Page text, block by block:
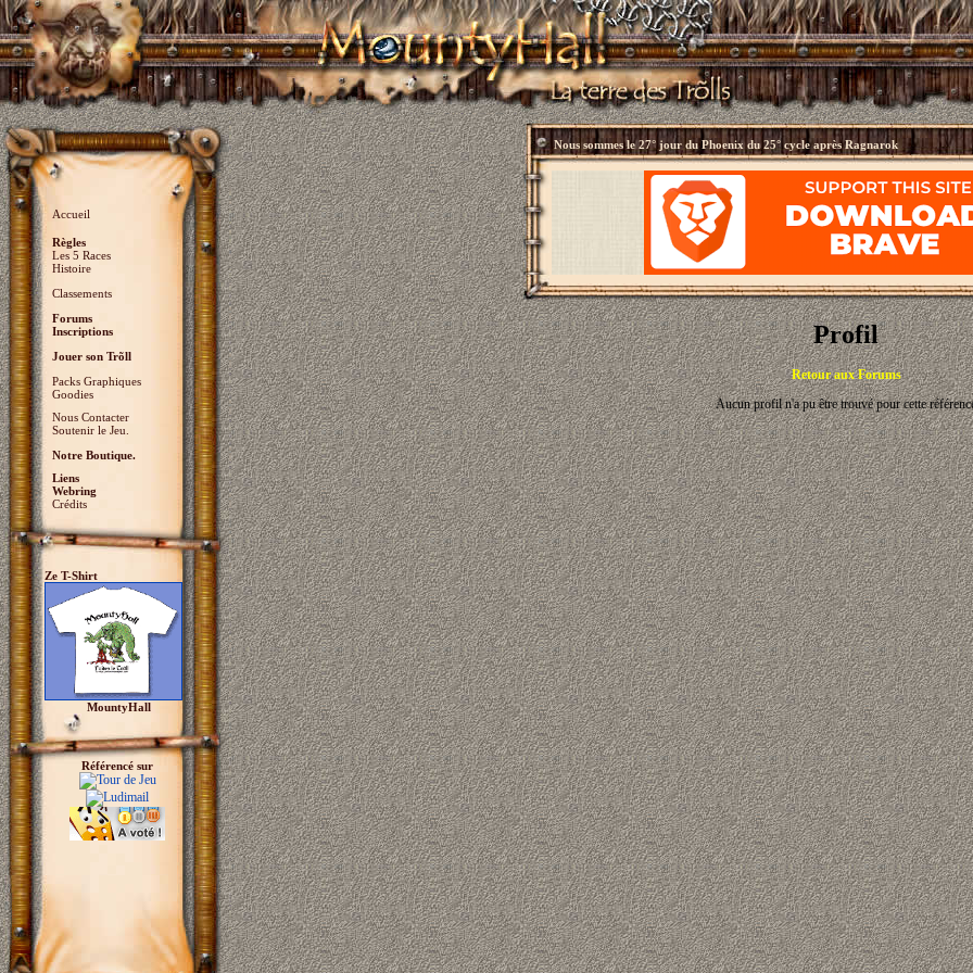
Accueil
Règles
Les 5 Races
Histoire
Classements
Forums
Inscriptions
Jouer son Trõll
Packs Graphiques
Goodies
Nous Contacter
Soutenir le Jeu.
Notre Boutique.
Liens
Webring
Crédits
Ze T-Shirt
MountyHall
Référencé sur
Nous sommes le27° jour du Phoenix du 25° cycle après Ragnarok
Profil
Retour aux Forums
Aucun profil n'a pu être trouvé pour cette